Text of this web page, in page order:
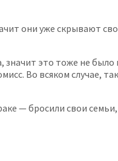
они уже скрывают
это тоже не
Во всяком случае,
— бросили свои